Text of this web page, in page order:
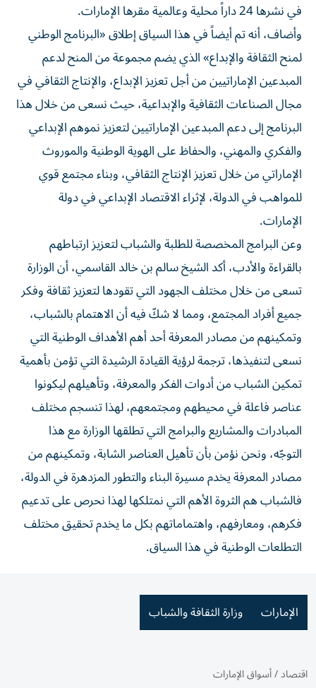
في نشرها 24 داراً محلية وعالمية مقرها الإمارات.
وأضاف، أنه تم أيضاً في هذا السياق إطلاق «البرنامج الوطني
لمنح الثقافة والإبداع» الذي يضم مجموعة من المنح لدعم
المبدعين الإماراتيين من أجل تعزيز الإبداع، والإنتاج الثقافي في
مجال الصناعات الثقافية والإبداعية، حيث نسعى من خلال هذا
البرنامج إلى دعم المبدعين الإماراتيين لتعزيز نموهم الإبداعي
والفكري والمهني، والحفاظ على الهوية الوطنية والموروث
الإماراتي من خلال تعزيز الإنتاج الثقافي، وبناء مجتمع قوي
للمواهب في الدولة، لإثراء الاقتصاد الإبداعي في دولة
الإمارات.
وعن البرامج المخصصة للطلبة والشباب لتعزيز ارتباطهم
بالقراءة والأدب، أكد الشيخ سالم بن خالد القاسمي، أن الوزارة
تسعى من خلال مختلف الجهود التي تقودها لتعزيز ثقافة وفكر
جميع أفراد المجتمع، ومما لا شكّ فيه أن الاهتمام بالشباب،
وتمكينهم من مصادر المعرفة أحد أهم الأهداف الوطنية التي
نسعى لتنفيذها، ترجمة لرؤية القيادة الرشيدة التي تؤمن بأهمية
تمكين الشباب من أدوات الفكر والمعرفة، وتأهيلهم ليكونوا
عناصر فاعلة في محيطهم ومجتمعهم، لهذا تنسجم مختلف
المبادرات والمشاريع والبرامج التي تطلقها الوزارة مع هذا
التوجّه، ونحن نؤمن بأن تأهيل العناصر الشابة، وتمكينهم من
مصادر المعرفة يخدم مسيرة البناء والتطور المزدهرة في الدولة،
فالشباب هم الثروة الأهم التي نمتلكها لهذا نحرص على تدعيم
فكرهم، ومعارفهم، واهتماماتهم بكل ما يخدم تحقيق مختلف
التطلعات الوطنية في هذا السياق.
الإمارات وزارة الثقافة والشباب
اقتصاد/أسواق الإمارات